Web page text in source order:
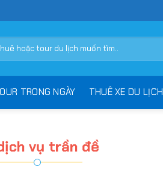
TRONG NGÀY THUÊ XE DU LỊCH
vụ trần đề